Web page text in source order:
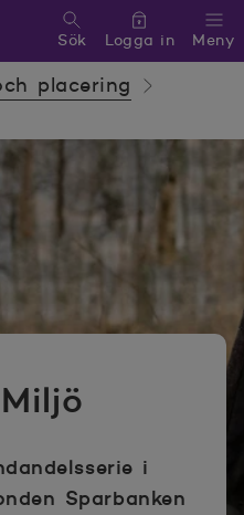
Meny
Sök Logga in
placering
i
Sparbanken